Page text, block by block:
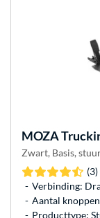
MOZA
Zwart, Basis,
(3)
Verbinding:
Aantal
Producttype: